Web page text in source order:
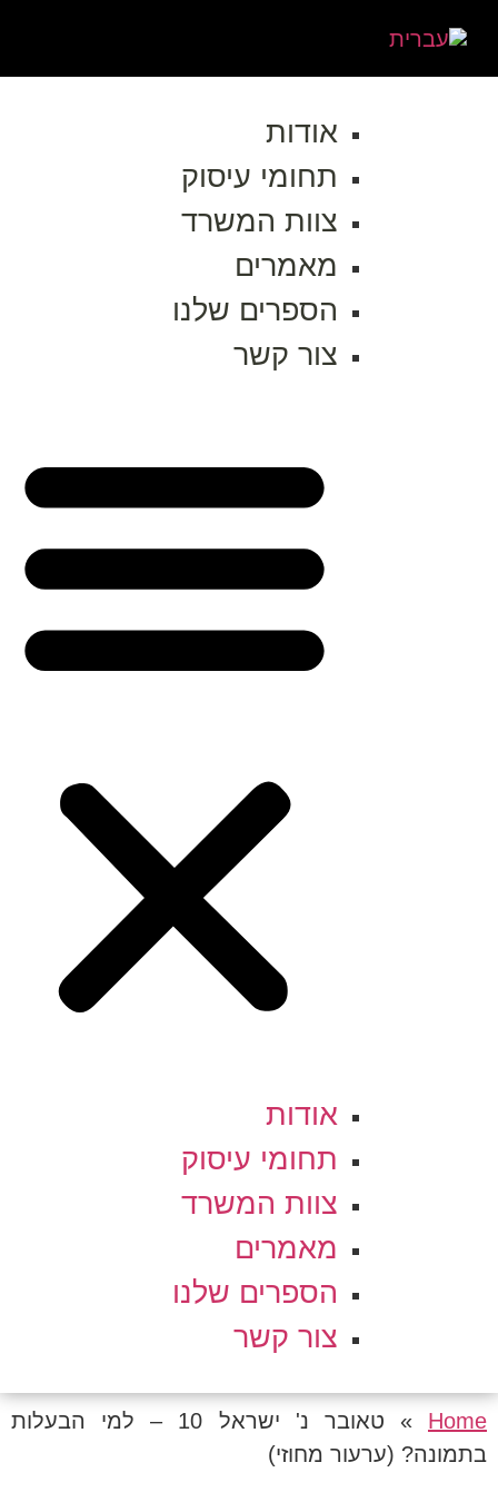
אודות
תחומי עיסוק
צוות המשרד
מאמרים
הספרים שלנו
צור קשר
אודות
תחומי עיסוק
צוות המשרד
מאמרים
הספרים שלנו
צור קשר
Home
»
טאובר נ' ישראל 10 – למי הבעלות
בתמונה? (ערעור מחוזי)